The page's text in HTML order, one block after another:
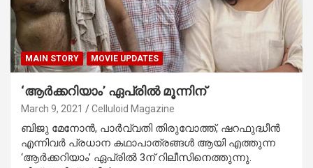
MAIN STORY MOVIE UPDATES
‘ആര്‍ക്കറിയാം’ ഏപ്രില്‍ മൂന്നിന്
March 9, 2021 Celluloid Magazine
ബിജു മേനോന്‍, പാര്‍വ്വതി തിരുവോത്ത്, ഷറഫുദ്ധീന്‍
എന്നിവര്‍ പ്രധാന കഥാപാത്രങ്ങള്‍ ആയി എത്തുന്ന
‘ആര്‍ക്കറിയാം’ ഏപ്രില്‍ 3ന് റിലീസിനെത്തുന്നു.